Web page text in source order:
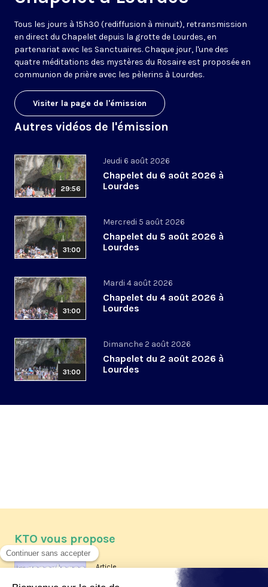
Tous les jours à 15h30 (rediffusion à minuit), retransmission
en direct du Chapelet depuis la grotte de Lourdes, en
partenariat avec les Sanctuaires. Chaque jour, l'une des
quatre méditations des mystères du Rosaire est proposée en
communion de prière avec les pèlerins à Lourdes.
Visiter la page de l'émission
Autres vidéos de l'émission
29:56
Jeudi 6 août 2026
Chapelet du 6 août 2026 à
Lourdes
31:00
Mercredi 5 août 2026
Chapelet du 5 août 2026 à
Lourdes
31:00
Mardi 4 août 2026
Chapelet du 4 août 2026 à
Lourdes
31:00
Dimanche 2 août 2026
Chapelet du 2 août 2026 à
Lourdes
KTO vous propose
Article
Les reportages d'été 2026 de KTO